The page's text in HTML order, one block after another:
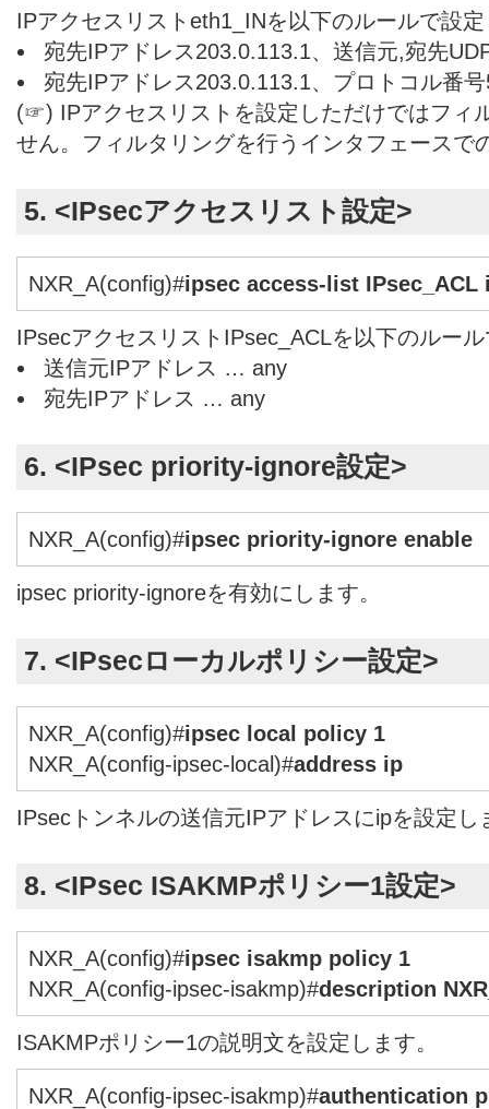
IPアクセスリストeth1_INを以下のルールで設
宛先IPアドレス203.0.113.1、送信元,宛先
宛先IPアドレス203.0.113.1、プロトコル番
(☞) IPアクセスリストを設定しただけではフィ
せん。フィルタリングを行うインタフェースで
5. <IPsecアクセスリスト設定>
NXR_A(config)#ipsec access-list IPsec_ACL
IPsecアクセスリストIPsec_ACLを以下のルー
送信元IPアドレス … any
宛先IPアドレス … any
6. <IPsec priority-ignore設定>
NXR_A(config)#ipsec priority-ignore enable
ipsec priority-ignoreを有効にします。
7. <IPsecローカルポリシー設定>
NXR_A(config)#ipsec local policy 1
NXR_A(config-ipsec-local)#address ip
IPsecトンネルの送信元IPアドレスにipを設定し
8. <IPsec ISAKMPポリシー1設定>
NXR_A(config)#ipsec isakmp policy 1
NXR_A(config-ipsec-isakmp)#description
ISAKMPポリシー1の説明文を設定します。
NXR_A(config-ipsec-isakmp)#authentication